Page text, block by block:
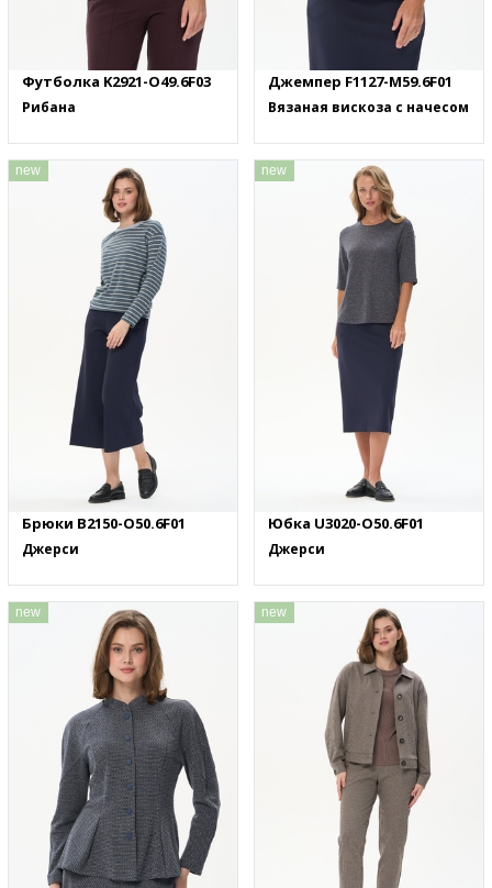
Футболка K2921-O49.6F03
Рибана
Джемпер F1127-M59.6F01
Вязаная вискоза с начесом
new
Брюки B2150-O50.6F01
Джерси
new
Юбка U3020-O50.6F01
Джерси
new new